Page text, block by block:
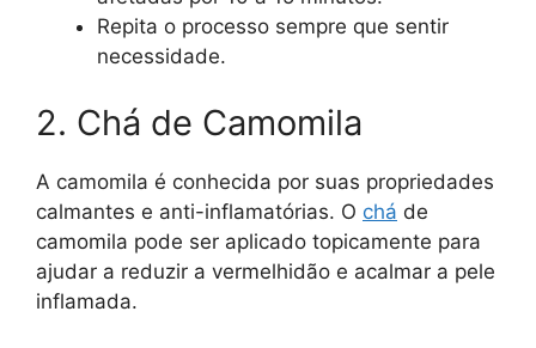
Repita o processo sempre que sentir
necessidade.
2. Chá de Camomila
A camomila é conhecida por suas propriedades
calmantes e anti-inflamatórias. O chá de
camomila pode ser aplicado topicamente para
ajudar a reduzir a vermelhidão e acalmar a pele
inflamada.